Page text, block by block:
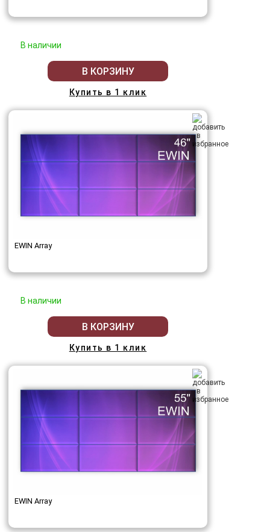
В наличии
В КОРЗИНУ
Купить в 1 клик
EWIN Array
В наличии
В КОРЗИНУ
Купить в 1 клик
EWIN Array